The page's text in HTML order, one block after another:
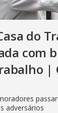
do
com
|
adversários